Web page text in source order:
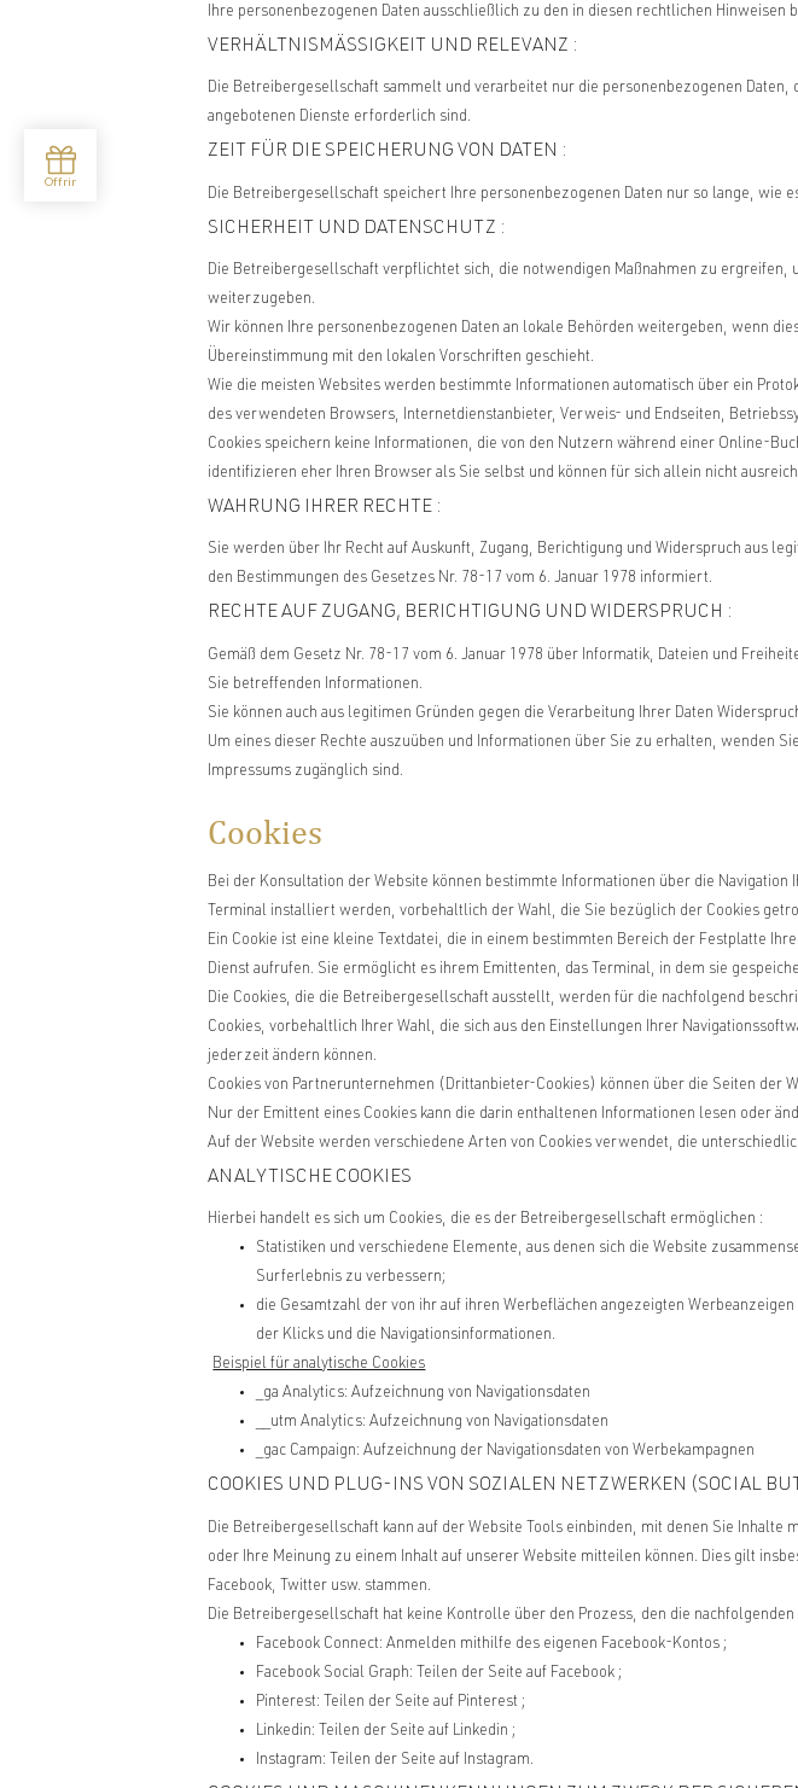
Ihre personenbezogenen Daten ausschließlich zu den in diesen rechtlichen Hinweisen
VERHÄLTNISMÄSSIGKEIT UND RELEVANZ :
Die Betreibergesellschaft sammelt und verarbeitet nur die personenbezogenen
angebotenen Dienste erforderlich sind.
ZEIT FÜR DIE SPEICHERUNG VON DATEN :
Die Betreibergesellschaft speichert Ihre personenbezogenen Daten nur so lange, wie
SICHERHEIT UND DATENSCHUTZ :
Die Betreibergesellschaft verpflichtet sich, die notwendigen Maßnahmen zu
weiterzugeben.
Wir können Ihre personenbezogenen Daten an lokale Behörden weitergeben, wenn
Übereinstimmung mit den lokalen Vorschriften geschieht.
Wie die meisten Websites werden bestimmte Informationen automatisch über ein
des verwendeten Browsers, Internetdienstanbieter, Verweis- und Endseiten,
Cookies speichern keine Informationen, die von den Nutzern während einer Online-
identifizieren eher Ihren Browser als Sie selbst und können für sich allein nicht
WAHRUNG IHRER RECHTE :
Sie werden über Ihr Recht auf Auskunft, Zugang, Berichtigung und Widerspruch aus
den Bestimmungen des Gesetzes Nr. 78-17 vom 6. Januar 1978 informiert.
RECHTE AUF ZUGANG, BERICHTIGUNG UND WIDERSPRUCH :
Gemäß dem Gesetz Nr. 78-17 vom 6. Januar 1978 über Informatik, Dateien und
Sie betreffenden Informationen.
Sie können auch aus legitimen Gründen gegen die Verarbeitung Ihrer Daten
Um eines dieser Rechte auszuüben und Informationen über Sie zu erhalten, wenden
Impressums zugänglich sind.
Cookies
Bei der Konsultation der Website können bestimmte Informationen über die
Terminal installiert werden, vorbehaltlich der Wahl, die Sie bezüglich der Cookies
Ein Cookie ist eine kleine Textdatei, die in einem bestimmten Bereich der Festplatte
Dienst aufrufen. Sie ermöglicht es ihrem Emittenten, das Terminal, in dem sie
Die Cookies, die die Betreibergesellschaft ausstellt, werden für die nachfolgend
Cookies, vorbehaltlich Ihrer Wahl, die sich aus den Einstellungen Ihrer
jederzeit ändern können.
Cookies von Partnerunternehmen (Drittanbieter-Cookies) können über die Seiten der
Nur der Emittent eines Cookies kann die darin enthaltenen Informationen lesen oder
Auf der Website werden verschiedene Arten von Cookies verwendet, die
ANALYTISCHE COOKIES
Hierbei handelt es sich um Cookies, die es der Betreibergesellschaft ermöglichen :
Statistiken und verschiedene Elemente, aus denen sich die Website
Surferlebnis zu verbessern;
die Gesamtzahl der von ihr auf ihren Werbeflächen angezeigten
der Klicks und die Navigationsinformationen.
Beispiel für analytische Cookies
_ga Analytics: Aufzeichnung von Navigationsdaten
__utm Analytics: Aufzeichnung von Navigationsdaten
_gac Campaign: Aufzeichnung der Navigationsdaten von Werbekampagnen
COOKIES UND PLUG-INS VON SOZIALEN NETZWERKEN (SOCIAL
Die Betreibergesellschaft kann auf der Website Tools einbinden, mit denen Sie
oder Ihre Meinung zu einem Inhalt auf unserer Website mitteilen können. Dies gilt
Facebook, Twitter usw. stammen.
Die Betreibergesellschaft hat keine Kontrolle über den Prozess, den die
Facebook Connect: Anmelden mithilfe des eigenen Facebook-Kontos ;
Facebook Social Graph: Teilen der Seite auf Facebook ;
Pinterest: Teilen der Seite auf Pinterest ;
Linkedin: Teilen der Seite auf Linkedin ;
Instagram: Teilen der Seite auf Instagram.